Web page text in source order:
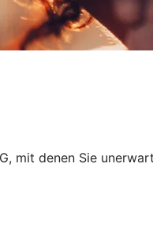
mit denen Sie